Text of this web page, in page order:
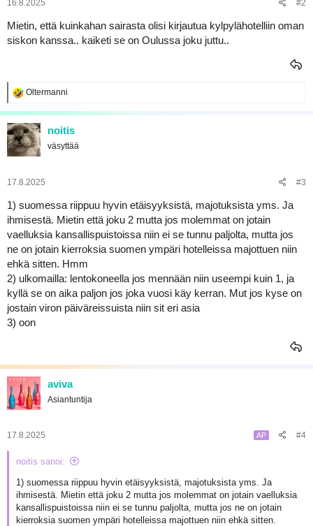
16.8.2025 #2
Mietin, että kuinkahan sairasta olisi kirjautua kylpylähotelliin oman
siskon kanssa.. kaiketi se on Oulussa joku juttu..
R
a
k
t
i
o
:
Oltermanni
noitis
väsyttää
17.8.2025 #3
1) suomessa riippuu hyvin etäisyyksistä, majotuksista yms. Ja
ihmisestä. Mietin että joku 2 mutta jos molemmat on jotain
vaelluksia kansallispuistoissa niin ei se tunnu paljolta, mutta jos
ne on jotain kierroksia suomen ympäri hotelleissa majottuen niin
ehkä sitten. Hmm
2) ulkomailla: lentokoneella jos mennään niin useempi kuin 1, ja
kyllä se on aika paljon jos joka vuosi käy kerran. Mut jos kyse on
jostain viron päiväreissuista niin sit eri asia
3) oon
aviva
Asiantuntija
17.8.2025 AP #4
noitis sanoi:
1) suomessa riippuu hyvin etäisyyksistä, majotuksista yms. Ja
ihmisestä. Mietin että joku 2 mutta jos molemmat on jotain vaelluksia
kansallispuistoissa niin ei se tunnu paljolta, mutta jos ne on jotain
kierroksia suomen ympäri hotelleissa majottuen niin ehkä sitten.